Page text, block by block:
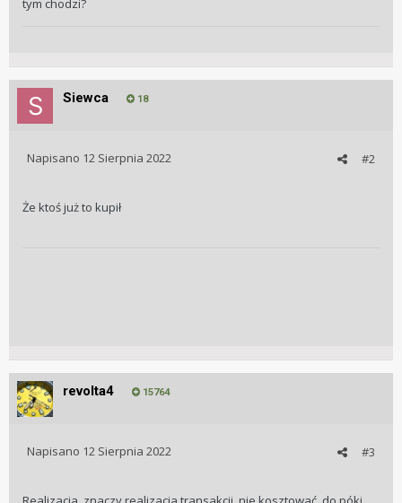
Siewca 18
#2
Napisano 12 Sierpnia 2022
Że ktoś już to kupił
revolta4 15764
#3
Napisano 12 Sierpnia 2022